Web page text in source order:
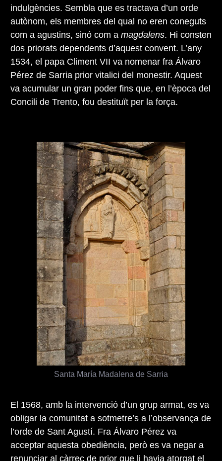
indulgències. Sembla que es tractava d’un orde
autònom, els membres del qual no eren coneguts
com a agustins, sinó com a magdalens. Hi consten
dos priorats dependents d’aquest convent. L’any
1534, el papa Climent VII va nomenar fra Álvaro
Pérez de Sarria prior vitalici del monestir. Aquest
va acumular un gran poder fins que, en l’època del
Concili de Trento, fou destituït per la força.
Santa María Madalena de Sarria
El 1568, amb la intervenció d’un grup armat, es va
obligar la comunitat a sotmetre’s a l’observança de
l’orde de Sant Agustí. Fra Álvaro Pérez va
acceptar aquesta obediència, però es va negar a
renunciar al càrrec de prior que li havia atorgat el